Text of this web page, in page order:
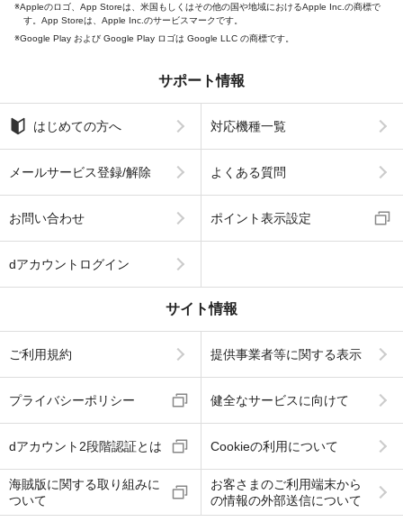
Appleのロゴ、App Storeは、米国もしくはその他の国や地域におけるApple Inc.の商標で
す。App Storeは、Apple Inc.のサービスマークです。
Google Play および Google Play ロゴは Google LLC の商標です。
サポート情報
はじめての方へ 対応機種一覧
メールサービス登録/解除 よくある質問
お問い合わせ ポイント表示設定
dアカウントログイン
サイト情報
ご利用規約 提供事業者等に関する表示
プライバシーポリシー 健全なサービスに向けて
dアカウント2段階認証とは Cookieの利用について
海賊版に関する取り組みに
ついて
お客さまのご利用端末から
の情報の外部送信について